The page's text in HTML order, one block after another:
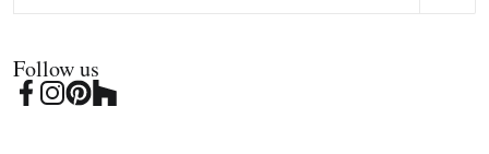
Follow us